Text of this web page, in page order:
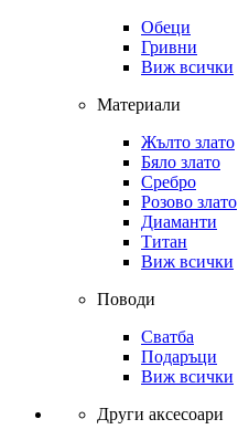
Обеци
Гривни
Виж всички
Материали
Жълто злато
Бяло злато
Сребро
Розово злато
Диаманти
Титан
Виж всички
Поводи
Сватба
Подаръци
Виж всички
Други аксесоари